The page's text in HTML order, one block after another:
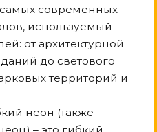
современных
используемый
от архитектурной
до светового
территорий и
неон (также